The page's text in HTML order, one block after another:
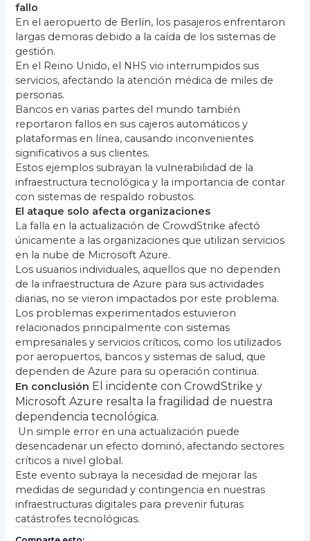
fallo
En el aeropuerto de Berlín, los pasajeros enfrentaron
largas demoras debido a la caída de los sistemas de
gestión.
En el Reino Unido, el NHS vio interrumpidos sus
servicios, afectando la atención médica de miles de
personas.
Bancos en varias partes del mundo también
reportaron fallos en sus cajeros automáticos y
plataformas en línea, causando inconvenientes
significativos a sus clientes.
Estos ejemplos subrayan la vulnerabilidad de la
infraestructura tecnológica y la importancia de contar
con sistemas de respaldo robustos.
El ataque solo afecta organizaciones
La falla en la actualización de CrowdStrike afectó
únicamente a las organizaciones que utilizan servicios
en la nube de Microsoft Azure.
Los usuarios individuales, aquellos que no dependen
de la infraestructura de Azure para sus actividades
diarias, no se vieron impactados por este problema.
Los problemas experimentados estuvieron
relacionados principalmente con sistemas
empresariales y servicios críticos, como los utilizados
por aeropuertos, bancos y sistemas de salud, que
dependen de Azure para su operación continua.
En conclusión El incidente con CrowdStrike y
Microsoft Azure resalta la fragilidad de nuestra
dependencia tecnológica.
Un simple error en una actualización puede
desencadenar un efecto dominó, afectando sectores
críticos a nivel global.
Este evento subraya la necesidad de mejorar las
medidas de seguridad y contingencia en nuestras
infraestructuras digitales para prevenir futuras
catástrofes tecnológicas.